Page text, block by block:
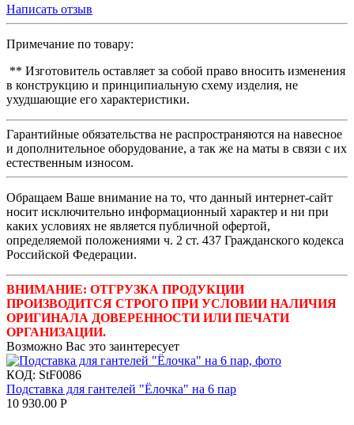
Написать отзыв
Примечание по товару:
** Изготовитель оставляет за собой право вносить изменения
в конструкцию и принципиальную схему изделия, не
ухудшающие его характеристики.
Гарантийные обязательства не распространяются на навесное
и дополнительное оборудование, а так же на маты в связи с их
естественным износом.
Обращаем Ваше внимание на то, что данный интернет-сайт
носит исключительно информационный характер и ни при
каких условиях не является публичной офертой,
определяемой положениями ч. 2 ст. 437 Гражданского кодекса
Российской Федерации.
ВНИМАНИЕ: ОТГРУЗКА ПРОДУКЦИИ
ПРОИЗВОДИТСЯ СТРОГО ПРИ УСЛОВИИ НАЛИЧИЯ
ОРИГИНАЛА ДОВЕРЕННОСТИ ИЛИ ПЕЧАТИ
ОРГАНИЗАЦИИ.
Возможно Вас это заинтересует
КОД: StF0086
Подставка для гантелей "Ёлочка" на 6 пар
10 930.00 Р